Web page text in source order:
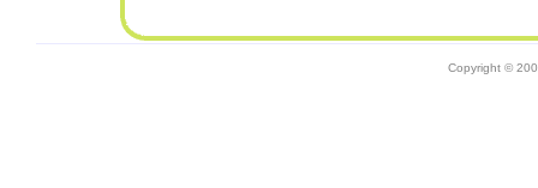
Copyright ©